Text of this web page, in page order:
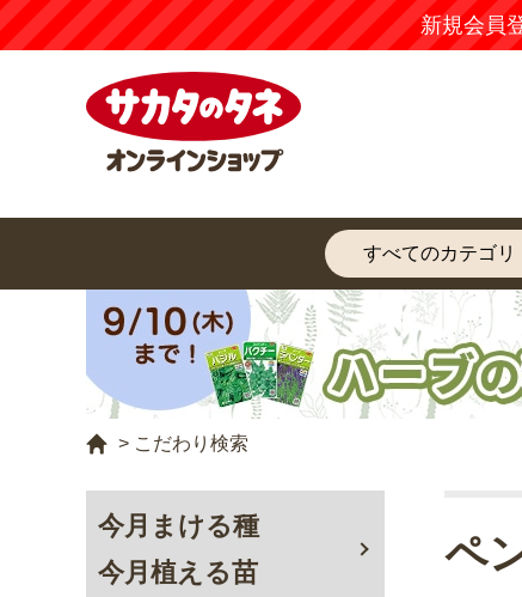
新規会員
> こだわり検索
今月まける種
今月植える苗
ペ